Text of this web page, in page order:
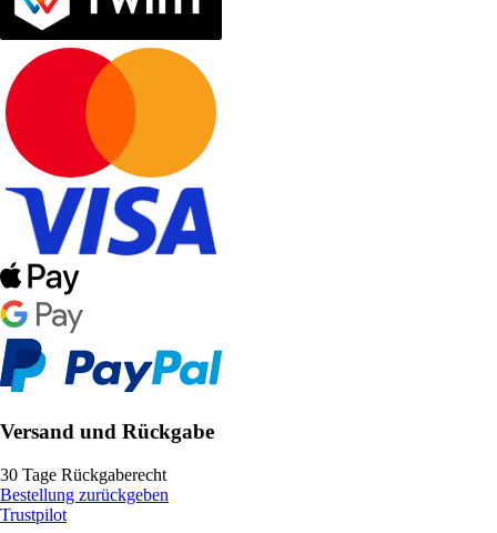
Versand und Rückgabe
30 Tage Rückgaberecht
Bestellung zurückgeben
Trustpilot